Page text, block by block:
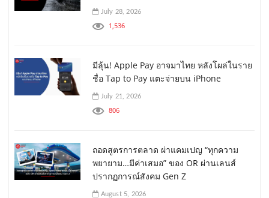
July 28, 2026
1,536
มีลุ้น! Apple Pay อาจมาไทย หลังโผล่ในราย
ชื่อ Tap to Pay แตะจ่ายบน iPhone
July 21, 2026
806
ถอดสูตรการตลาด ผ่าแคมเปญ “ทุกความ
พยายาม…มีค่าเสมอ” ของ OR ผ่านเลนส์
ปรากฏการณ์สังคม Gen Z
August 5, 2026